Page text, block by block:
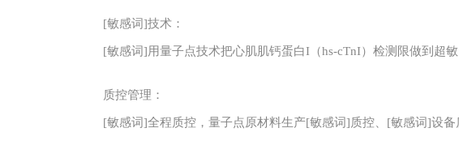
[敏感词]技术：
[敏感词]用量子点技术把心肌肌钙蛋白I（hs-cTnI）检测限做到超
质控管理：
[敏感词]全程质控，量子点原材料生产[敏感词]质控、[敏感词]设